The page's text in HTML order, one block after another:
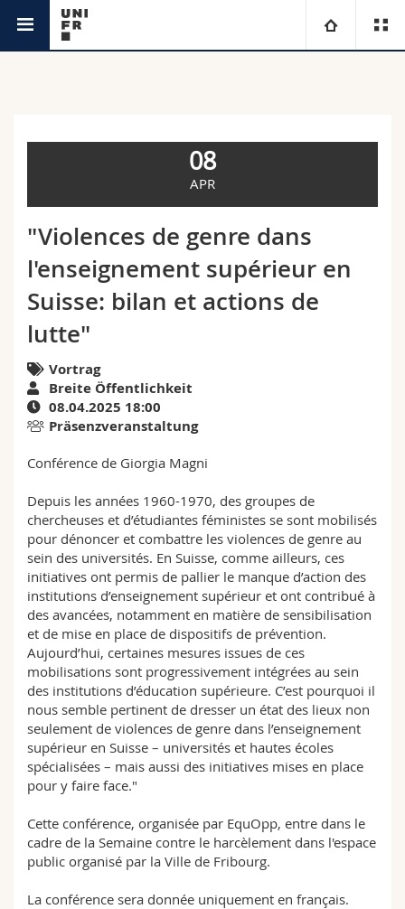
Universität
Wirtschafts- und Sozialwissenschaftliche Fak.
Fak. für Erziehungs- und Bildungswissenschaften
Math.-Nat. und Med. Fak.
Interfakultär
Studierende
Forschende
Mitarbeitende
Doktorierende
Ressourcen
Personenverzeichnis
Bibliotheken
Webmail
Vorlesungsverzeichnis
MyUnifr
08
APR
"Violences de genre dans
l'enseignement supérieur en
Suisse: bilan et actions de
lutte"
Vortrag
Breite Öffentlichkeit
08.04.2025 18:00
Präsenzveranstaltung
Conférence de Giorgia Magni
Depuis les années 1960-1970, des groupes de
chercheuses et d’étudiantes féministes se sont mobilisés
pour dénoncer et combattre les violences de genre au
sein des universités. En Suisse, comme ailleurs, ces
initiatives ont permis de pallier le manque d’action des
institutions d’enseignement supérieur et ont contribué à
des avancées, notamment en matière de sensibilisation
et de mise en place de dispositifs de prévention.
Aujourd’hui, certaines mesures issues de ces
mobilisations sont progressivement intégrées au sein
des institutions d’éducation supérieure. C’est pourquoi il
nous semble pertinent de dresser un état des lieux non
seulement de violences de genre dans l’enseignement
supérieur en Suisse – universités et hautes écoles
spécialisées – mais aussi des initiatives mises en place
pour y faire face."
Cette conférence, organisée par EquOpp, entre dans le
cadre de la Semaine contre le harcèlement dans l'espace
public organisé par la Ville de Fribourg.
La conférence sera donnée uniquement en français.